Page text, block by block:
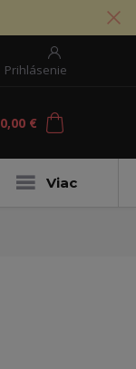
Prihlásenie
0,00 €
Viac